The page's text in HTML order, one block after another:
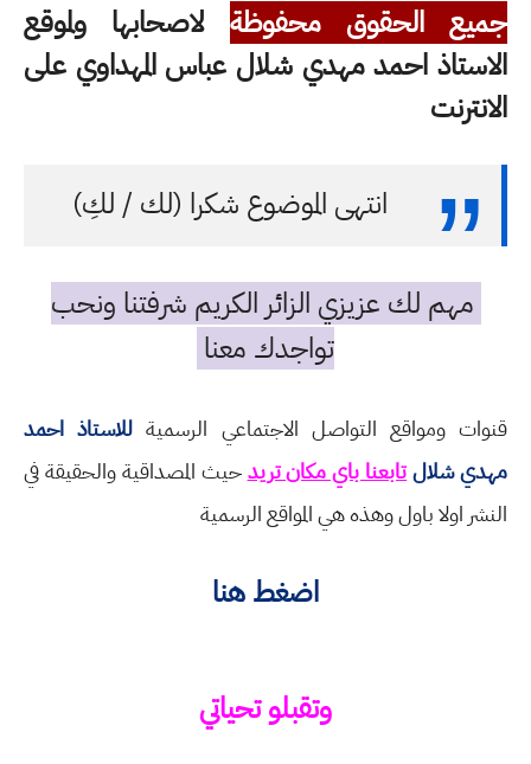
جميع الحقوق محفوظة لاصحابها ولموقع
الاستاذ احمد مهدي شلال عباس المهداوي على
الانترنت
انتهى الموضوع شكرا (لك / لكِ)
مهم لك عزيزي الزائر الكريم شرفتنا ونحب
تواجدك معنا
قنوات ومواقع التواصل الاجتماعي الرسمية للاستاذ احمد
مهدي شلالتابعنا باي مكان تريدحيث المصداقية والحقيقة في
النشر اولا باول وهذه هي المواقع الرسمية
اضغط هنا
وتقبلو تحياتي